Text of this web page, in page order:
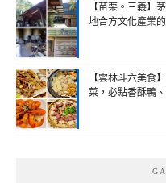
【苗栗。三義】
地合方文化產業
【雲林斗六美食
菜，必點香酥鴨